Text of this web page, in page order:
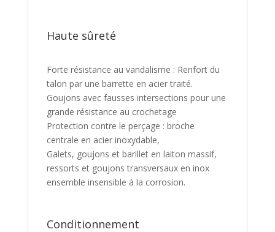
Haute sûreté
Forte résistance au vandalisme : Renfort du
talon par une barrette en acier traité.
Goujons avec fausses intersections pour une
grande résistance au crochetage
Protection contre le perçage : broche
centrale en acier inoxydable,
Galets, goujons et barillet en laiton massif,
ressorts et goujons transversaux en inox
ensemble insensible à la corrosion.
Conditionnement